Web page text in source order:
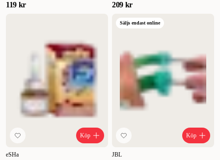
119 kr 209 kr
Köp
eSHa
Säljs endast online
Köp
JBL